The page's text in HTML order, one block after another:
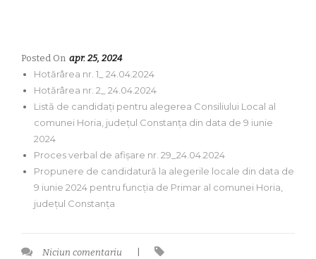
Posted On apr. 25, 2024
Hotărârea nr. 1_ 24.04.2024
Hotărârea nr. 2_ 24.04.2024
Listă de candidați pentru alegerea Consiliului Local al
comunei Horia, județul Constanța din data de 9 iunie
2024
Proces verbal de afișare nr. 29_24.04.2024
Propunere de candidatură la alegerile locale din data de
9 iunie 2024 pentru funcția de Primar al comunei Horia,
județul Constanța
Niciun comentariu